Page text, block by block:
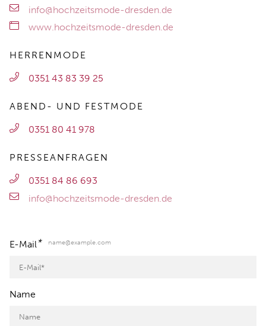
info@hochzeitsmode-dresden.de
www.hochzeitsmode-dresden.de
HERRENMODE
0351 43 83 39 25
ABEND- UND FESTMODE
0351 80 41 978
PRESSEANFRAGEN
0351 84 86 693
info@hochzeitsmode-dresden.de
E-Mail* name@example.com
Name